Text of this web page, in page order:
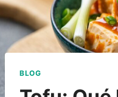
BLOG